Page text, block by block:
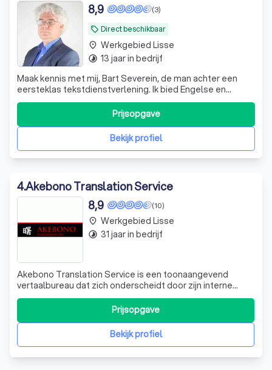
local_offer Direct beschikbaar
(3)
8,9
Maak kennis met mij, Bart Severein, de man achter een
eersteklas tekstdienstverlening. Ik bied Engelse en
Nederlandse vertaal- en proefleesdiensten, maar ook
transcripties en ondertiteling. Dit doe ik voor beide talen,
ik lever bijvoorbeeld zowel vertalingen uit het Engels naar
het Nederlands, als a
Bekijk profiel
Prijsopgave
place Werkgebied Lisse
timelapse 13 jaar in bedrijf
4.Akebono Translation Service
(10)
8,9
Akebono Translation Service is een toonaangevend
vertaalbureau dat zich onderscheidt door zijn interne
expertise in talen zoals Japans, Chinees, Engels en
Nederlands. Wij zijn een van de weinige bureaus die de
eindredactie van vertalingen in deze talen zelf uitvoeren,
woord voor woord. Ons team best
Bekijk profiel
Prijsopgave
place Werkgebied Lisse
timelapse 31 jaar in bedrijf